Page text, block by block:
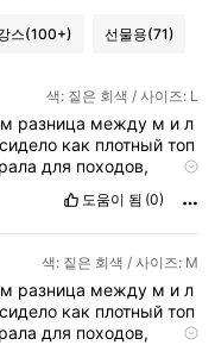
스(100+) 선물용(71)
색: 짙은 회색 / 사이즈: L
разница между м и л
сидело как плотныйтоп
для походов,
도움이 됨 (0)
색: 짙은 회색 / 사이즈: M
разница между м и л
сидело как плотныйтоп
для походов,